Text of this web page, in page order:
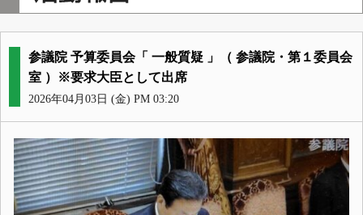
参議院 予算委員会「 一般質疑 」（ 参議院・第１委員会
室 ）※要求大臣として出席
2026年04月03日 (金) PM 03:20